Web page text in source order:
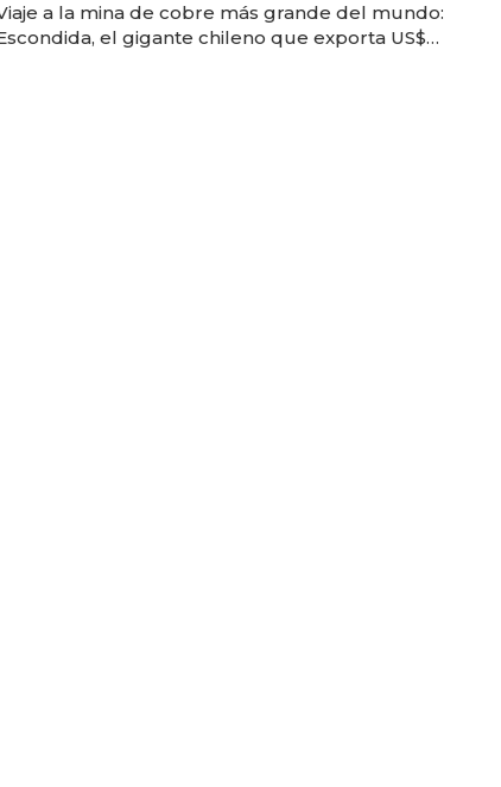
a la mina de cobre más grande del mundo:
el gigante chileno que exporta US$